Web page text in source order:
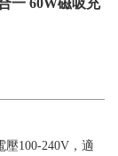
一 60W磁吸充
100-240V，適